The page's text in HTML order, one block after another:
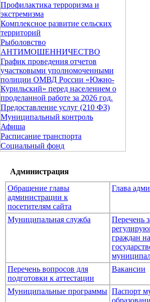
Профилактика терроризма и
экстремизма
Комплексное развитие сельских
территорий
Рыболовство
АНТИМОШЕННИЧЕСТВО
График проведения отчетов
участковыми уполномоченными
полиции ОМВД России «Южно-
Курильский» перед населением о
проделанной работе за 2026 год.
Предоставление услуг (210 ФЗ)
Муниципальный контроль
Афиша
Расписание транспорта
Социальный фонд
Администрация
Обращение главы
администрации к
посетителям сайта
Глава
Муниципальная служба
Перечень
граждан на
Перечень вопросов для
подготовки к аттестации
Вакансии
Муниципальные программы Паспорт